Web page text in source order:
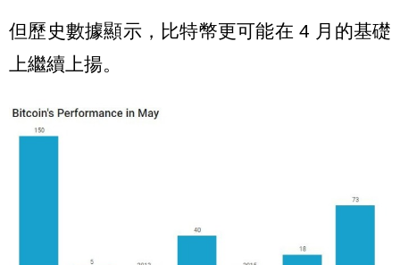
但歷史數據顯示，比特幣更可能在 4 月的基礎
上繼續上揚。